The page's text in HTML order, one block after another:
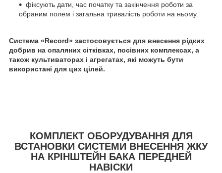
фіксують дати, час початку та закінчення роботи за
обраним полем і загальна тривалість роботи на ньому.
Система «Record» застосовується для внесення рідких
добрив на опаляних сітківках, посівних комплексах, а
також культиваторах і агрегатах, які можуть бути
використані для цих цілей.
КОМПЛЕКТ ОБОРУДУВАННЯ ДЛЯ
ВСТАНОВКИ СИСТЕМИ ВНЕСЕННЯ ЖКУ
НА КРІНШТЕЙН БАКА ПЕРЕДНЕЙ
НАВІСКИ